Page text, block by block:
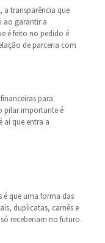
a transparência que
garantir a
é feito no pedido é
de parceria com
para
pilar importante é
aí que entra a
que uma forma das
duplicatas, carnês e
receberiam no futuro.